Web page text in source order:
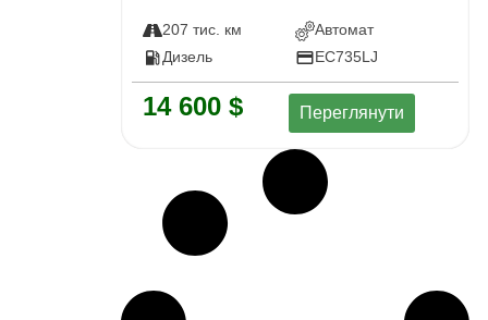
207 тис. км
Автомат
Дизель
EC735LJ
14 600 $ Переглянути